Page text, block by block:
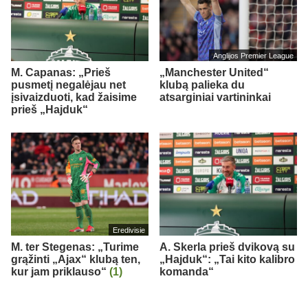
M. Capanas: „Prieš
pusmetį negalėjau net
įsivaizduoti, kad žaisime
prieš „Hajduk“
Anglijos Premier League
„Manchester United“
klubą palieka du
atsarginiai vartininkai
Eredivisie
M. ter Stegenas: „Turime
grąžinti „Ajax“ klubą ten,
kur jam priklauso“ (1)
A. Skerla prieš dvikovą su
„Hajduk“: „Tai kito kalibro
komanda“